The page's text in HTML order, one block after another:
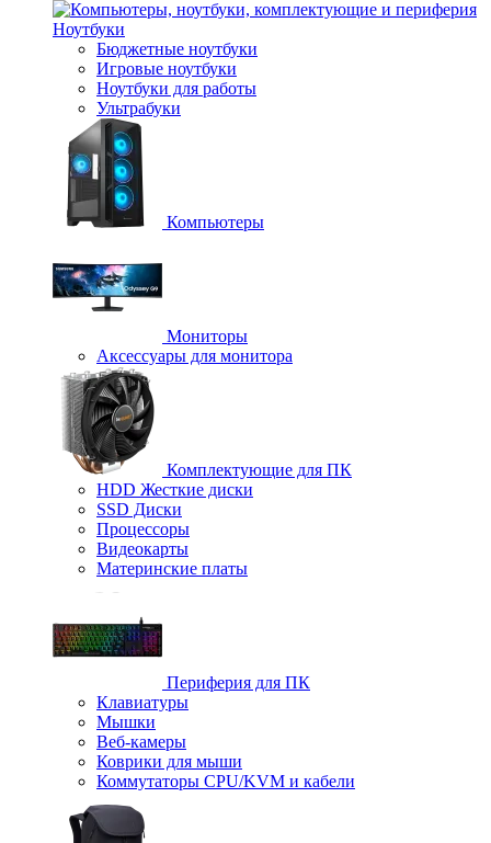
Ноутбуки
Бюджетные ноутбуки
Игровые ноутбуки
Ноутбуки для работы
Ультрабуки
Компьютеры
Мониторы
Аксессуары для монитора
Комплектующие для ПК
HDD Жесткие диски
SSD Диски
Процессоры
Видеокарты
Материнские платы
Периферия для ПК
Клавиатуры
Мышки
Веб-камеры
Коврики для мыши
Коммутаторы CPU/KVM и кабели